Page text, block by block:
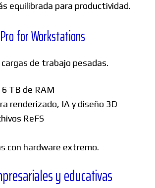
equilibrada para productividad.
for Workstations
de trabajo pesadas.
TB de RAM
renderizado, IA y diseño 3D
ReFS
con hardware extremo.
y educativas